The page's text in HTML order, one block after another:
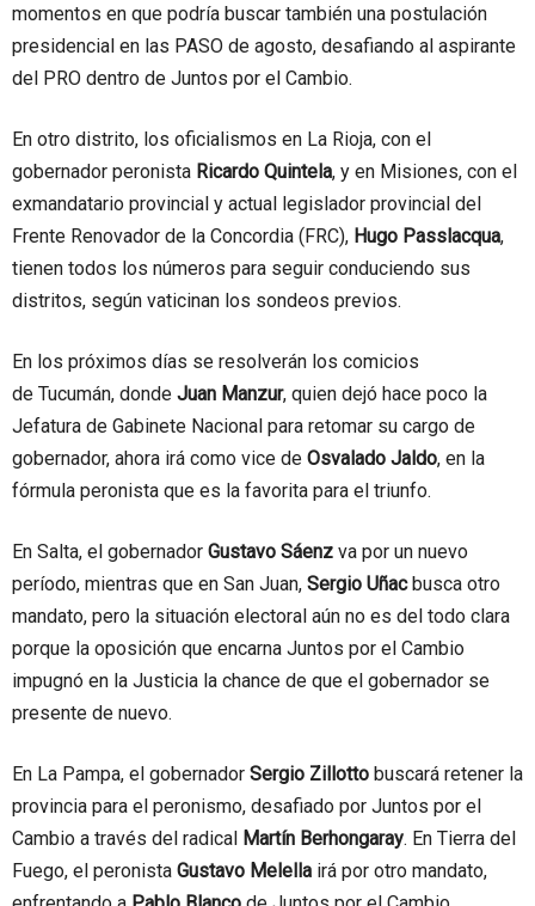
momentos en que podría buscar también una postulación
presidencial en las PASO de agosto, desafiando al aspirante
del PRO dentro de Juntos por el Cambio.
En otro distrito, los oficialismos en La Rioja, con el
gobernador peronista Ricardo Quintela, y en Misiones, con el
exmandatario provincial y actual legislador provincial del
Frente Renovador de la Concordia (FRC), Hugo Passlacqua,
tienen todos los números para seguir conduciendo sus
distritos, según vaticinan los sondeos previos.
En los próximos días se resolverán los comicios
de Tucumán, donde Juan Manzur, quien dejó hace poco la
Jefatura de Gabinete Nacional para retomar su cargo de
gobernador, ahora irá como vice de Osvalado Jaldo, en la
fórmula peronista que es la favorita para el triunfo.
En Salta, el gobernador Gustavo Sáenz va por un nuevo
período, mientras que en San Juan, Sergio Uñacbusca otro
mandato, pero la situación electoral aún no es del todo clara
porque la oposición que encarna Juntos por el Cambio
impugnó en la Justicia la chance de que el gobernador se
presente de nuevo.
En La Pampa, el gobernador Sergio Zillotto buscará retener la
provincia para el peronismo, desafiado por Juntos por el
Cambio a través del radical Martín Berhongaray. En Tierra del
Fuego, el peronista Gustavo Melella irá por otro mandato,